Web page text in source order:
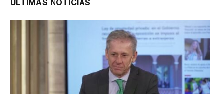
ÚLTIMAS NOTICIAS